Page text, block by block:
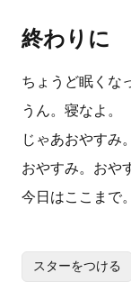
終わりに
ちょうど眠くな
うん。寝なよ。
じゃあおやすみ。
おやすみ。おや
今日はここまで
スターをつける